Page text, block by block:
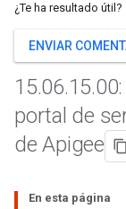
¿Te ha resultado útil?
ENVIAR
15.06.15.
portal de
de Apigee
En esta página